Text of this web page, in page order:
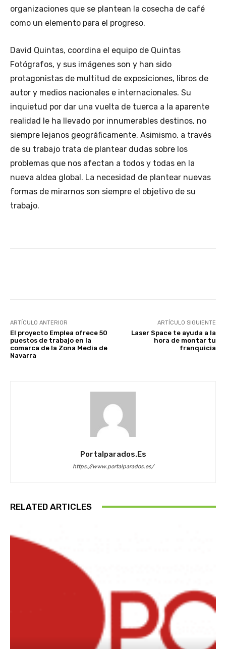
organizaciones que se plantean la cosecha de café
como un elemento para el progreso.
David Quintas, coordina el equipo de Quintas
Fotógrafos, y sus imágenes son y han sido
protagonistas de multitud de exposiciones, libros de
autor y medios nacionales e internacionales. Su
inquietud por dar una vuelta de tuerca a la aparente
realidad le ha llevado por innumerables destinos, no
siempre lejanos geográficamente. Asimismo, a través
de su trabajo trata de plantear dudas sobre los
problemas que nos afectan a todos y todas en la
nueva aldea global. La necesidad de plantear nuevas
formas de mirarnos son siempre el objetivo de su
trabajo.
ARTÍCULO ANTERIOR
El proyecto Emplea ofrece 50
puestos de trabajo en la
comarca de la Zona Media de
Navarra
ARTÍCULO SIGUIENTE
Laser Space te ayuda a la
hora de montar tu
franquicia
Portalparados.es
https://www.portalparados.es/
RELATED ARTICLES